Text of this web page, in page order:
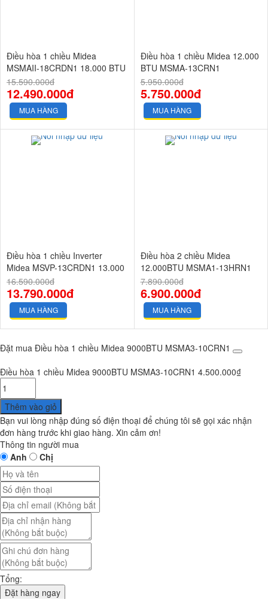
Điều hòa 1 chiều Midea
MSMAII-18CRDN1 18.000 BTU
Inverter
15.590.000đ
12.490.000đ
MUA HÀNG
Điều hòa 1 chiều Midea 12.000
BTU MSMA-13CRN1
5.950.000đ
5.750.000đ
MUA HÀNG
Điều hòa 1 chiều Inverter
Midea MSVP-13CRDN1 13.000
BTU Vertu plus
16.590.000đ
13.790.000đ
MUA HÀNG
Điều hòa 2 chiều Midea
12.000BTU MSMA1-13HRN1
7.890.000đ
6.900.000đ
MUA HÀNG
Đặt mua Điều hòa 1 chiều Midea 9000BTU MSMA3-10CRN1
Điều hòa 1 chiều Midea 9000BTU MSMA3-10CRN1 4.500.000₫
Thêm vào giỏ
Bạn vui lòng nhập đúng số điện thoại để chúng tôi sẽ gọi xác nhận
đơn hàng trước khi giao hàng. Xin cảm ơn!
Thông tin người mua
Anh
Chị
Tổng:
Đặt hàng ngay